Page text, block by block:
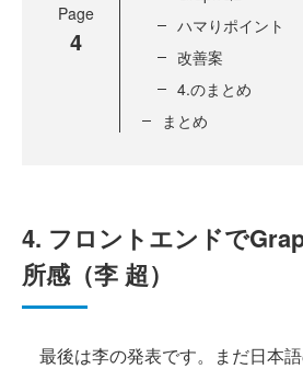
Page
4
ハマりポイント
改善案
4.のまとめ
まとめ
4. フロントエンドで
所感（李 超）
最後は李の発表です。まだ日本